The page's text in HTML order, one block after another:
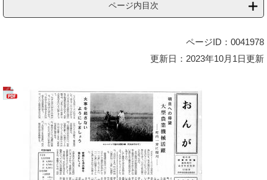
ページ内目次
ページID：0041978
更新日：2023年10月1日更新